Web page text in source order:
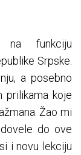
na funkciju
Srpske.
a posebno
prilikama koje
Žao mi
do ove
i novu lekciju